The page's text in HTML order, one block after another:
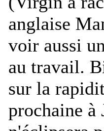
anglaise
voir aussi
au travail.
sur la
prochaine à